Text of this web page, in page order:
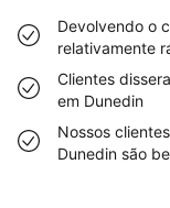
Devolvendo o
relativamente
Clientes
em Dunedin
Nossos
Dunedin são